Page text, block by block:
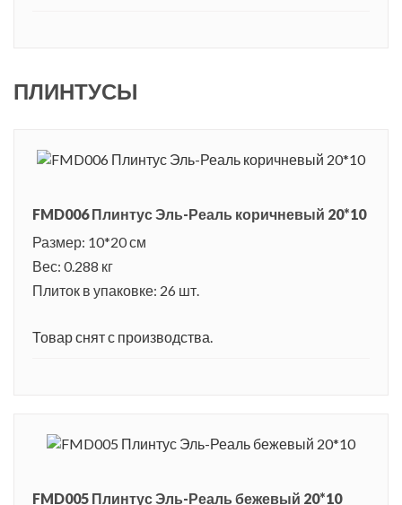
ПЛИНТУСЫ
FMD006 Плинтус Эль-Реаль коричневый 20*10
Размер: 10*20 см
Вес: 0.288 кг
Плиток в упаковке: 26 шт.
Товар снят с производства.
FMD005 Плинтус Эль-Реаль бежевый 20*10